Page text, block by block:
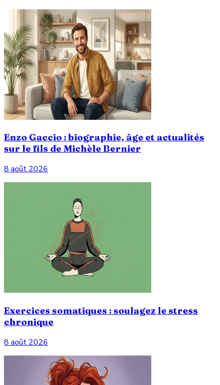
Enzo Gaccio : biographie, âge et actualités
sur le fils de Michèle Bernier
8 août 2026
Exercices somatiques : soulagez le stress
chronique
8 août 2026